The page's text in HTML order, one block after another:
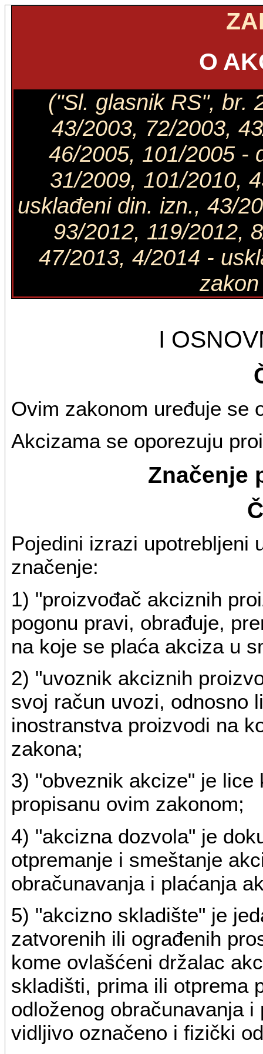
O
("Sl. glasnik RS", br.
43/2003, 72/2003,
46/2005, 101/2005 -
31/2009, 101/2010,
usklađeni din. izn., 43/
93/2012, 119/2012,
47/2013, 4/2014 -
I
Ovim zakonom uređuje se
Akcizama se oporezuju
Značenje
Pojedini izrazi upotrebljeni
značenje:
1) "proizvođač akciznih
pogonu pravi, obrađuje,
na koje se plaća akciza u
2) "uvoznik akciznih
svoj račun uvozi, odnosno
inostranstva proizvodi na
zakona;
3) "obveznik akcize" je
propisanu ovim zakonom;
4) "akcizna dozvola" je
otpremanje i smeštanje
obračunavanja i plaćanja
5) "akcizno skladište" je
zatvorenih ili ograđenih
kome ovlašćeni držalac
skladišti, prima ili otprema
odloženog obračunavanja
vidljivo označeno i fizički